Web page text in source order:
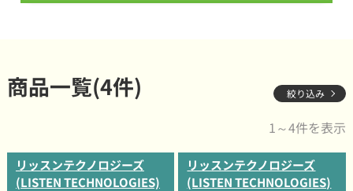
商品一覧(4件) 絞り込み
1～4件を表示
リッスンテクノロジーズ
(LISTEN TECHNOLOGIES)
リッスンテクノロジーズ
(LISTEN TECHNOLOGIES)